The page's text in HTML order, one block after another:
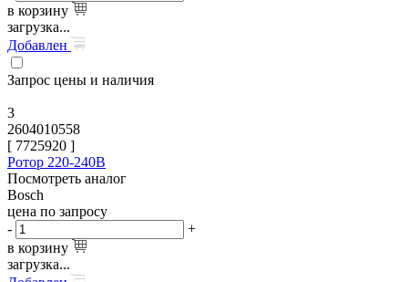
в корзину
загрузка...
Добавлен
Запрос цены и наличия
3
2604010558
[ 7725920 ]
Ротор 220-240В
Посмотреть аналог
Bosch
цена по запросу
-
+
в корзину
загрузка...